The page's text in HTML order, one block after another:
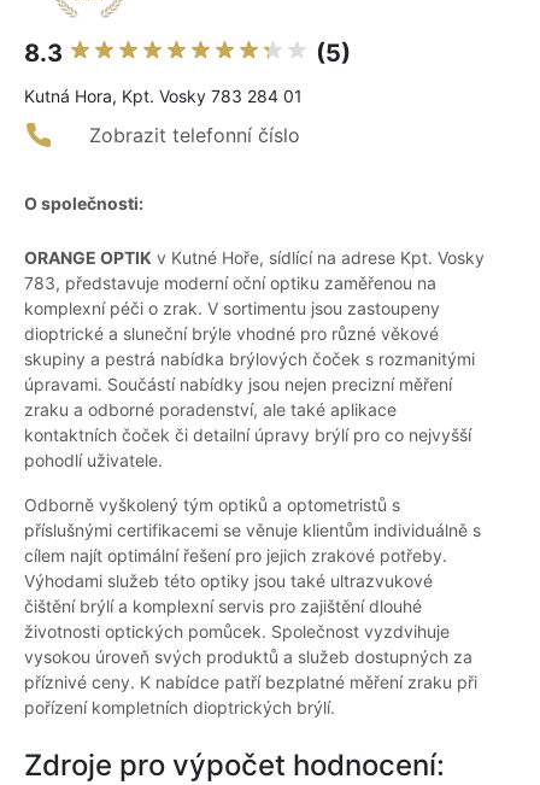
8.3 (5)
Kutná Hora, Kpt. Vosky 783 284 01
Zobrazit telefonní číslo
O společnosti:
ORANGE OPTIK v Kutné Hoře, sídlící na adrese Kpt. Vosky
783, představuje moderní oční optiku zaměřenou na
komplexní péči o zrak. V sortimentu jsou zastoupeny
dioptrické a sluneční brýle vhodné pro různé věkové
skupiny a pestrá nabídka brýlových čoček s rozmanitými
úpravami. Součástí nabídky jsou nejen precizní měření
zraku a odborné poradenství, ale také aplikace
kontaktních čoček či detailní úpravy brýlí pro co nejvyšší
pohodlí uživatele.
Odborně vyškolený tým optiků a optometristů s
příslušnými certifikacemi se věnuje klientům individuálně s
cílem najít optimální řešení pro jejich zrakové potřeby.
Výhodami služeb této optiky jsou také ultrazvukové
čištění brýlí a komplexní servis pro zajištění dlouhé
životnosti optických pomůcek. Společnost vyzdvihuje
vysokou úroveň svých produktů a služeb dostupných za
příznivé ceny. K nabídce patří bezplatné měření zraku při
pořízení kompletních dioptrických brýlí.
Zdroje pro výpočet hodnocení: